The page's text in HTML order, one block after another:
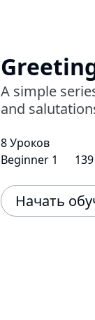
A simple
and
8 Уроков
Beginner 1
Начать